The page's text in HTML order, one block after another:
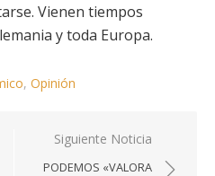
Vienen tiempos
y toda Europa.
, Opinión
Siguiente Noticia
PODEMOS «VALORA